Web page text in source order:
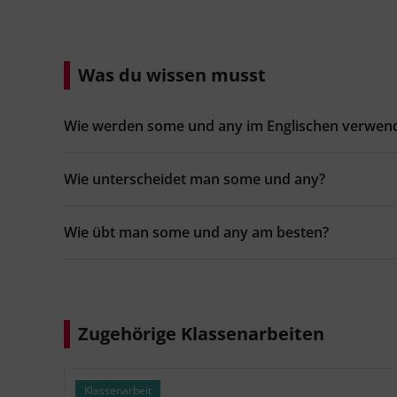
Was du wissen musst
Wie werden some und any im Englischen
Wie unterscheidet man some und any?
Wie übt man some und any am besten?
Zugehörige Klassenarbeiten
Klassenarbeit